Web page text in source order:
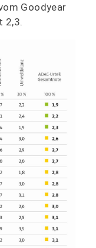
Goodyear
2,3.